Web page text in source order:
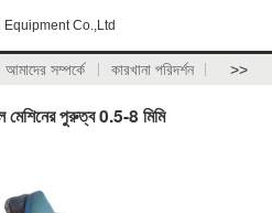
Co.,Ltd
আমাদের সম্পর্কে কারখানা পরিদর্শন >>
মেশিনের পুরুত্ব 0.5-8 মিমি